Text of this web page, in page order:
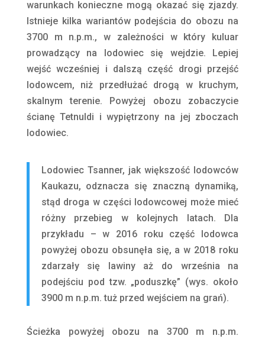
warunkach konieczne mogą okazać się zjazdy.
Istnieje kilka wariantów podejścia do obozu na
3700 m n.p.m., w zależności w który kuluar
prowadzący na lodowiec się wejdzie. Lepiej
wejść wcześniej i dalszą część drogi przejść
lodowcem, niż przedłużać drogą w kruchym,
skalnym terenie. Powyżej obozu zobaczycie
ścianę Tetnuldi i wypiętrzony na jej zboczach
lodowiec.
Lodowiec Tsanner, jak większość lodowców
Kaukazu, odznacza się znaczną dynamiką,
stąd droga w części lodowcowej może mieć
różny przebieg w kolejnych latach. Dla
przykładu – w 2016 roku część lodowca
powyżej obozu obsunęła się, a w 2018 roku
zdarzały się lawiny aż do września na
podejściu pod tzw. „poduszkę” (wys. około
3900 m n.p.m. tuż przed wejściem na grań).
Ścieżka powyżej obozu na 3700 m n.p.m.